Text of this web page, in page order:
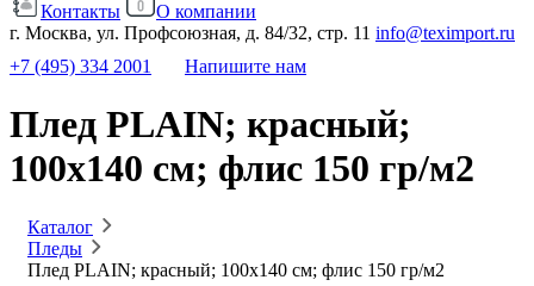
Контакты
О компании
г. Москва, ул. Профсоюзная, д. 84/32, стр. 11 info@teximport.ru
+7 (495) 334 2001
Напишите нам
Плед PLAIN; красный;
100х140 см; флис 150 гр/м2
Каталог
Пледы
Плед PLAIN; красный; 100х140 см; флис 150 гр/м2